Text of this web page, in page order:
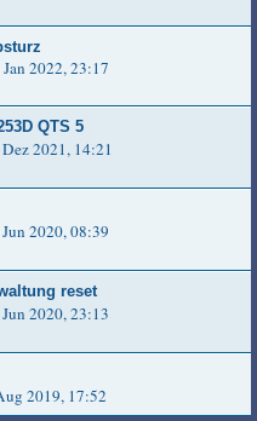
Jan 2022, 23:17
QTS 5
2021, 14:21
2020, 08:39
reset
2020, 23:13
2019, 17:52